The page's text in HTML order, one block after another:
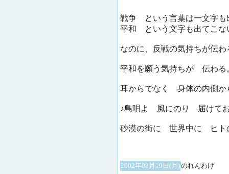
戦争 という言葉は一文字も
平和 という文字も出てこな
なのに、反戦の気持ちが伝わ
平和を願う気持ちが 伝わる
耳からでなく 身体の内側か
♪島唄よ 風にのり 届けて
砂漠の街に 世界中に ヒト
2002年08月19日(月)のれんわけ